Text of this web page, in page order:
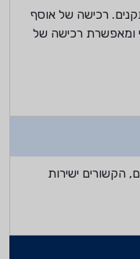
רכישה של אוסף
ומאפשרת רכישה של
הקשורים ישירות